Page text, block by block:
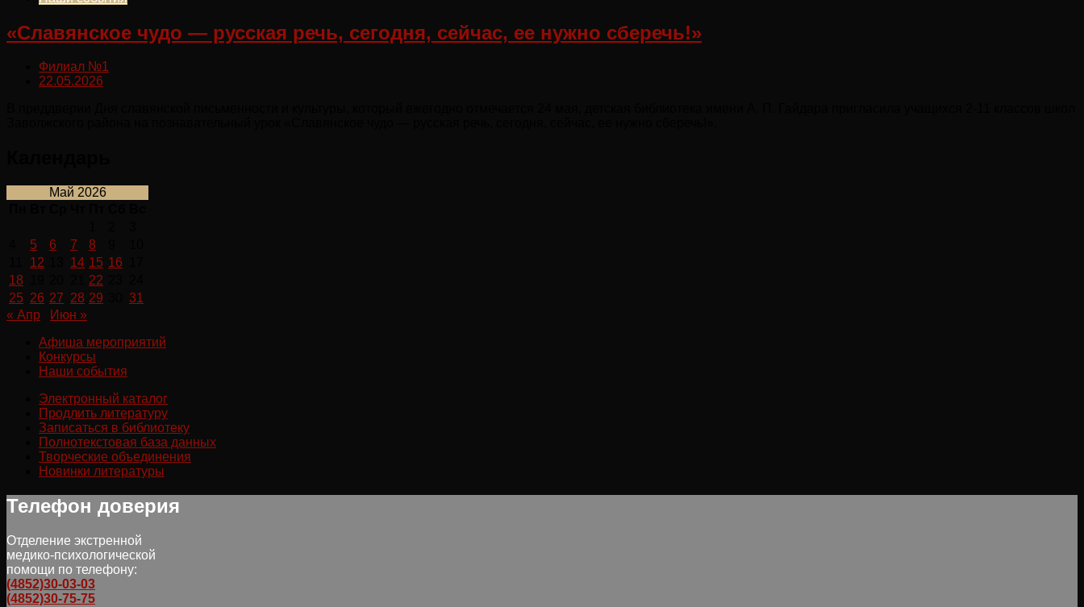
«Славянское чудо — русская речь, сегодня, сейчас, ее нужно сберечь!»
Филиал №1
22.05.2026
Май 2026
5 6 7 8
12 14 15 16
18
22
25 26 27 28 29
31
« Апр
Июн »
Афиша мероприятий
Конкурсы
Наши события
Электронный каталог
Продлить литературу
Записаться в библиотеку
Полнотекстовая база данных
Творческие объединения
Новинки литературы
Телефон доверия
Отделение экстренной
медико-психологической
помощи по телефону:
(4852)30-03-03
(4852)30-75-75